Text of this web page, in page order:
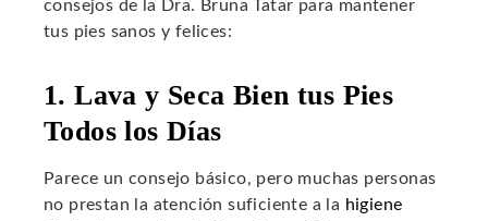
consejos de la Dra. Bruna Tatar para mantener
tus pies sanos y felices:
1. Lava y Seca Bien tus Pies
Todos los Días
Parece un consejo básico, pero muchas personas
no prestan la atención suficiente a la higiene